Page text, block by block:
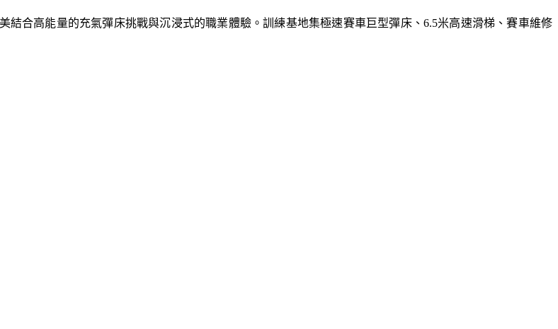
結合高能量的充氣彈床挑戰與沉浸式的職業體驗。訓練基地集極速賽車巨型彈床、6.5米高速滑梯、賽車維修